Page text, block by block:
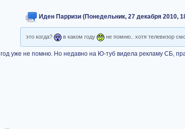
Иден Парризи (Понедельник, 27 декабря 2010,
это когда? в каком году не помню.. хотя телевизор
год уже не помню. Но недавно на Ю-туб видела рекламу СБ,